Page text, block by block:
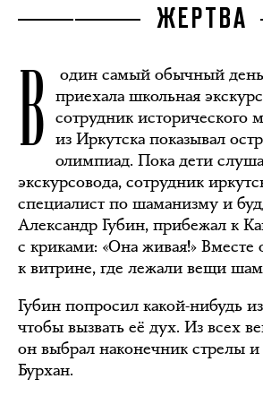
ЖЕРТВА
В
один самый обычный
приехала школьная
сотрудник исторического
из Иркутска показывал
олимпиад. Пока дети
экскурсовода, сотрудник
специалист по шаманизму и
Александр Губин, прибежал к
с криками: «Она живая!»
к витрине, где лежали вещи
Губин попросил какой-нибудь
чтобы вызвать её дух. Из всех
он выбрал наконечник стрелы
Бурхан.